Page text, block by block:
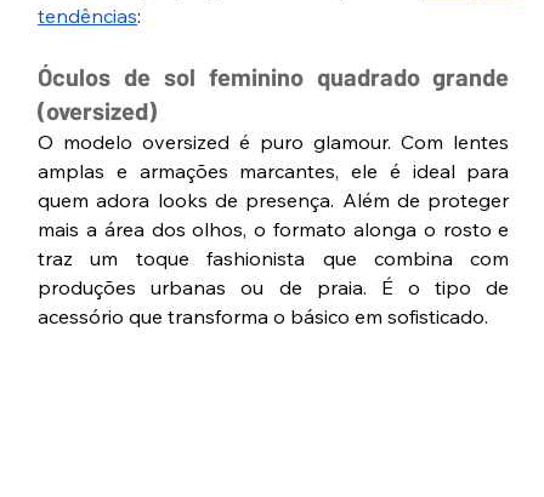
tendências:
Óculos de sol feminino quadrado grande
(oversized)
O modelo oversized é puro glamour. Com lentes
amplas e armações marcantes, ele é ideal para
quem adora looks de presença. Além de proteger
mais a área dos olhos, o formato alonga o rosto e
traz um toque fashionista que combina com
produções urbanas ou de praia. É o tipo de
acessório que transforma o básico em sofisticado.